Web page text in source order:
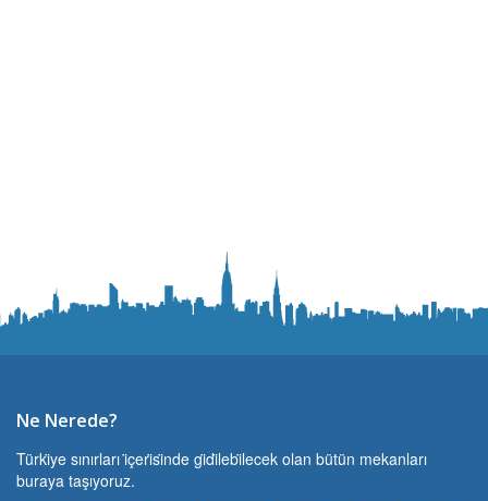
Ne Nerede?
Türki̇ye sınırları i̇çeri̇si̇nde gi̇di̇lebi̇lecek olan bütün mekanları
buraya taşıyoruz.